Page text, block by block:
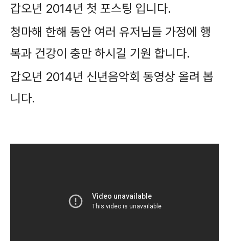
갑오년 2014년 첫 포스팅 입니다.
청마해 한해 동안 여러 유저님들 가정에 행
복과 건강이 충만 하시길 기원 합니다.
갑오년 2014년 신년음악회 동영상 올려 봅
니다.